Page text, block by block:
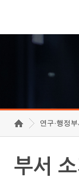
연구·행정부
부서 소